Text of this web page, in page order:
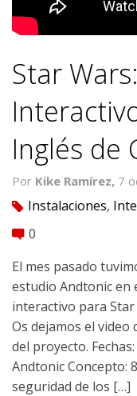
Star
Inglés de
Por Kike Ramírez, 7
tag Instalaciones,
comment 0
El mes pasado
estudio Andtonic en
interactivo para Star
Os dejamos el video
del proyecto.
Andtonic Concepto:
seguridad de los […]